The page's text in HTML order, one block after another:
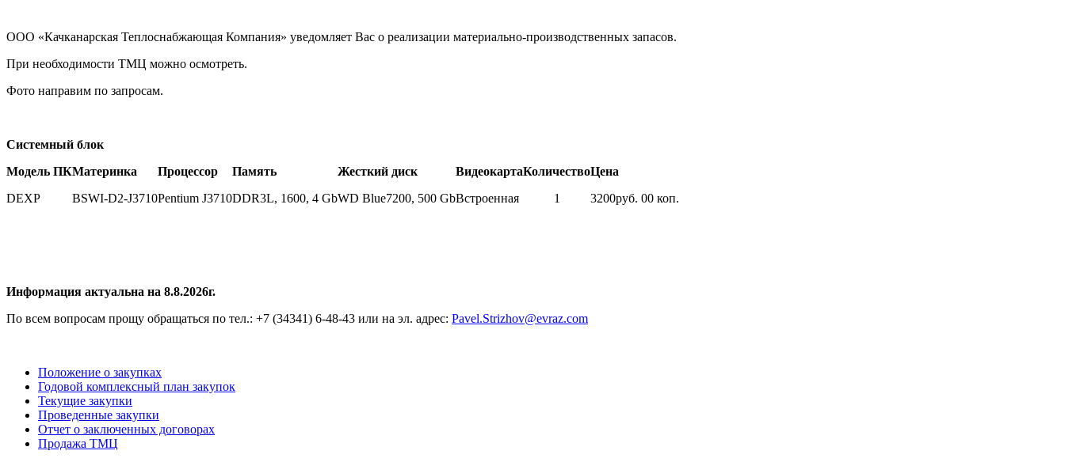
ООО «Качканарская Теплоснабжающая Компания» уведомляет Вас о реализации материально-производственных запасов.
При необходимости ТМЦ можно осмотреть.
Фото направим по запросам.
Системный блок
Модель ПКМатеринка Процессор Память Жесткий диск ВидеокартаКоличествоЦена
DEXP
BSWI-D2-J3710Pentium J3710DDR3L, 1600, 4 GbWD Blue7200, 500 GbВстроенная 1 3200руб. 00 коп.
Информация актуальна на 8.8.2026г.
По всем вопросам прощу обращаться по тел.: +7 (34341) 6-48-43 или на эл. адрес: Pavel.Strizhov@evraz.com
Положение о закупках
Годовой комплексный план закупок
Текущие закупки
Проведенные закупки
Отчет о заключенных договорах
Продажа ТМЦ